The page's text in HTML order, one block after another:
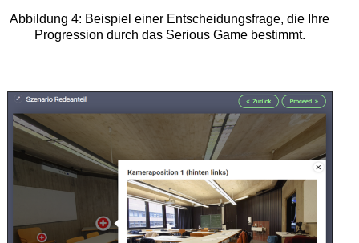
Abbildung 4: Beispiel einer Entscheidungsfrage, die Ihre
Progression durch das Serious Game bestimmt.